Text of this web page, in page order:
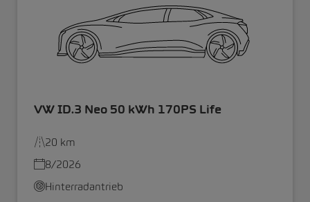
VW ID.3 Neo 50 kWh 170PS Life
20 km
8/2026
Hinterradantrieb